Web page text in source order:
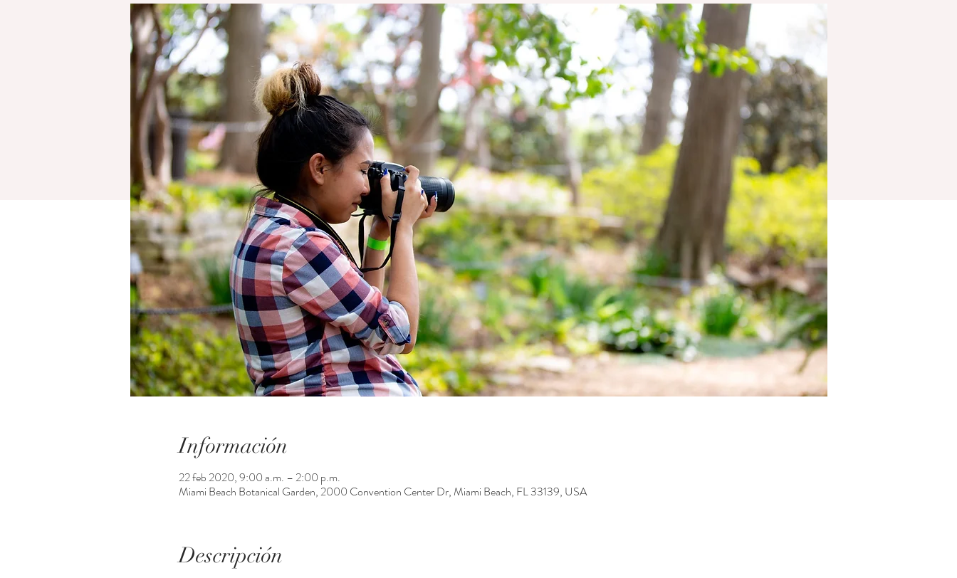
Información
22 feb 2020, 9:00 a.m. – 2:00 p.m.
Miami Beach Botanical Garden, 2000 Convention Center Dr, Miami Beach, FL 33139, USA
Descripción